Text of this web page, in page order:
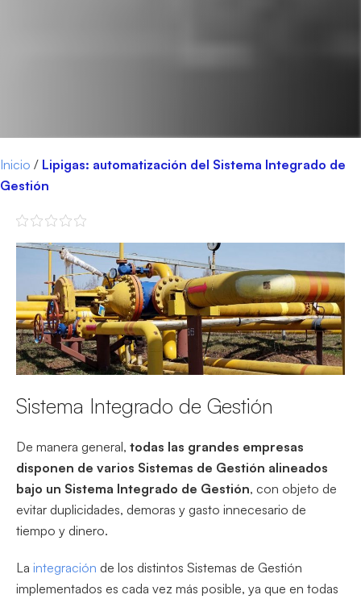
Inicio / Lipigas: automatización del Sistema Integrado de
Gestión
Sistema Integrado de Gestión
De manera general, todas las grandes empresas
disponen de varios Sistemas de Gestión alineados
bajo un Sistema Integrado de Gestión, con objeto de
evitar duplicidades, demoras y gasto innecesario de
tiempo y dinero.
La integración de los distintos Sistemas de Gestión
implementados es cada vez más posible, ya que en todas